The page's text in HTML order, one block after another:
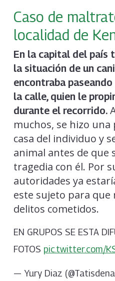
Caso de
localidad de
En la capital del país
la situación de un
encontraba
la calle, quien le
durante el recorrido.
muchos, se hizo
casa del individuo y
animal antes de que
tragedia con él. Por
autoridades ya
este sujeto para
delitos cometidos.
EN GRUPOS SE ESTA
FOTOS pic.twitter.com/
— Yury Diaz